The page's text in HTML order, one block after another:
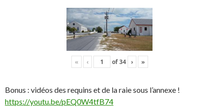
« ‹ of34 › »
Bonus : vidéos des requins et de la raie sous l’annexe !
https://youtu.be/pEQ0W4tfB74